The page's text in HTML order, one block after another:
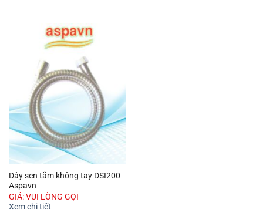
Dây sen tắm không tay DSI200
Aspavn
GIÁ: VUI LÒNG GỌI
Xem chi tiết